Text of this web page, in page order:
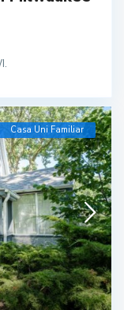
Casa Uni Familiar